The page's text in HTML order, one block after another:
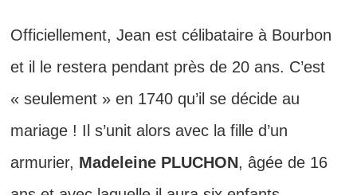
Officiellement, Jean est célibataire à Bourbon
et il le restera pendant près de 20 ans. C’est
« seulement » en 1740 qu’il se décide au
mariage ! Il s’unit alors avec la fille d’un
armurier, Madeleine PLUCHON, âgée de 16